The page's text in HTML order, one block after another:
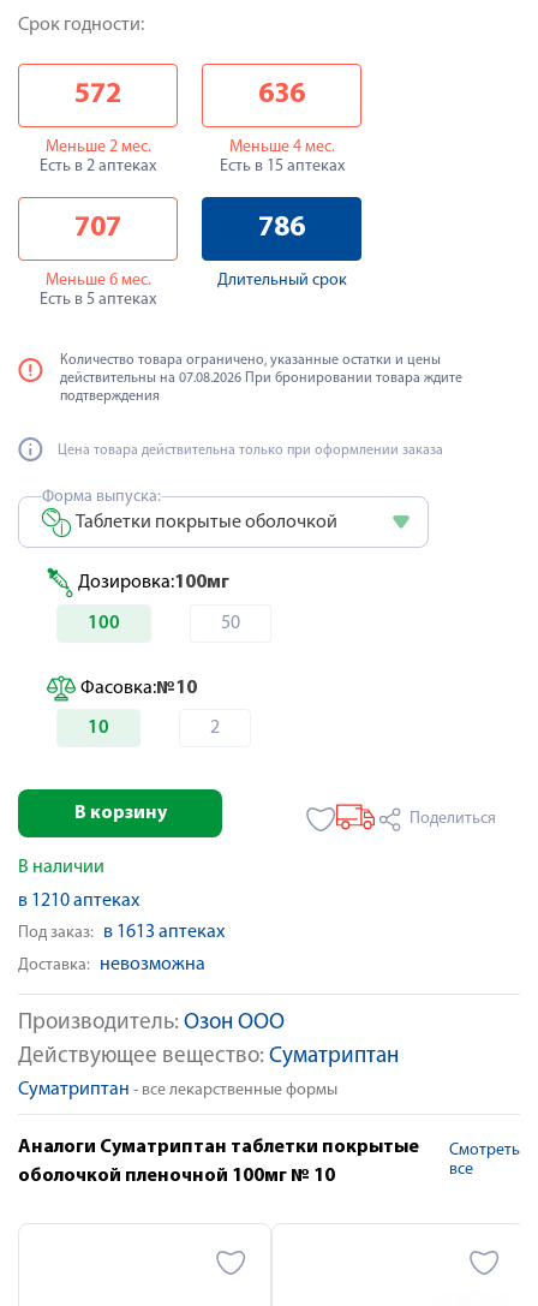
Производитель: Озон ООО
Действующее вещество: Суматриптан
Суматриптан - все лекарственные формы
Срок годности:
572
Меньше 2 мес.
Есть в 2 аптеках
636
Меньше 4 мес.
Есть в 15 аптеках
707
Меньше 6 мес.
Есть в 5 аптеках
786
Длительный срок
Количество товара ограничено, указанные остатки и цены
действительны на 07.08.2026 При бронировании товара ждите
подтверждения
Цена товара действительна только при оформлении заказа
Форма выпуска:
Таблетки покрытые оболочкой
Дозировка:100мг
100 50
Фасовка:№10
10 2
В корзину Поделиться
В наличии
в 1210 аптеках
Под заказ: в 1613 аптеках
Доставка: невозможна
Аналоги Суматриптан таблетки покрытые
оболочкой пленочной 100мг № 10
Смотреть
все